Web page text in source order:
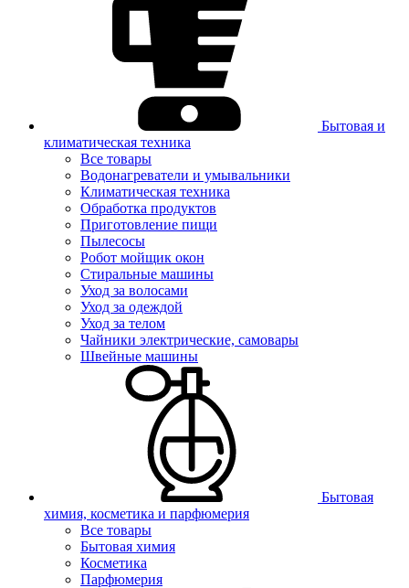
Бытовая и
климатическая техника
Все товары
Водонагреватели и умывальники
Климатическая техника
Обработка продуктов
Приготовление пищи
Пылесосы
Робот мойщик окон
Стиральные машины
Уход за волосами
Уход за одеждой
Уход за телом
Чайники электрические, самовары
Швейные машины
Бытовая
химия, косметика и парфюмерия
Все товары
Бытовая химия
Косметика
Парфюмерия